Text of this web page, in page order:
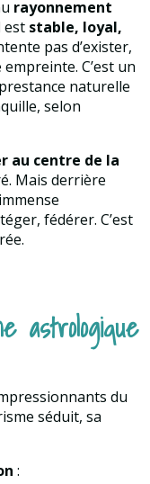
rayonnement
est stable, loyal,
pas d’exister,
C’est un
naturelle
selon
au centre de la
Mais derrière
fédérer. C’est
astrologique
du
séduit, sa
: